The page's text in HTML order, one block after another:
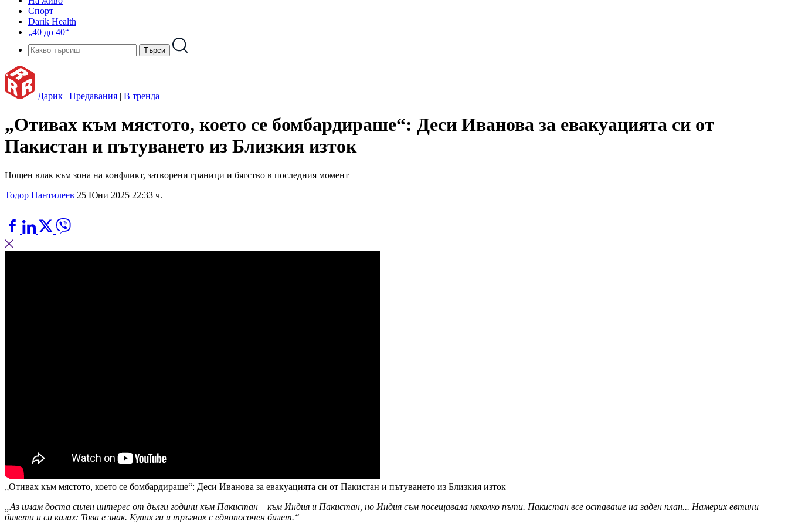
Спорт
Darik Health
„40 до 40“
Дарик | Предавания | В тренда
„Отивах към мястото, което се бомбардираше“: Деси Иванова за евакуацията си от
Пакистан и пътуването из Близкия изток
Нощен влак към зона на конфликт, затворени граници и бягство в последния момент
Тодор Пантилеев 25 Юни 2025 22:33 ч.
„Отивах към мястото, което се бомбардираше“: Деси Иванова за евакуацията си от Пакистан и пътуването из Близкия изток
„Аз имам доста силен интерес от дълги години към Пакистан – към Индия и Пакистан, но Индия съм посещавала няколко пъти. Пакистан все оставаше на заден план... Намерих евтини
билети и си казах: Това е знак. Купих ги и тръгнах с еднопосочен билет.“